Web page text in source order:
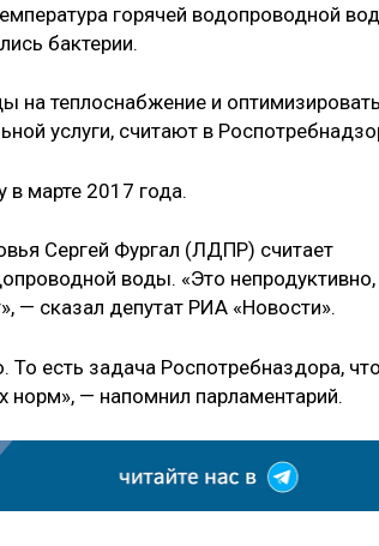
горячей водопроводной
бактерии.
на теплоснабжение и оптимизировать
услуги, считают в
в марте 2017 года.
Сергей Фургал (ЛДПР) считает
воды. «Это непродуктивно,
— сказал депутат РИА «Новости».
То есть задача Роспотребназдора,
норм», — напомнил парламентарий.